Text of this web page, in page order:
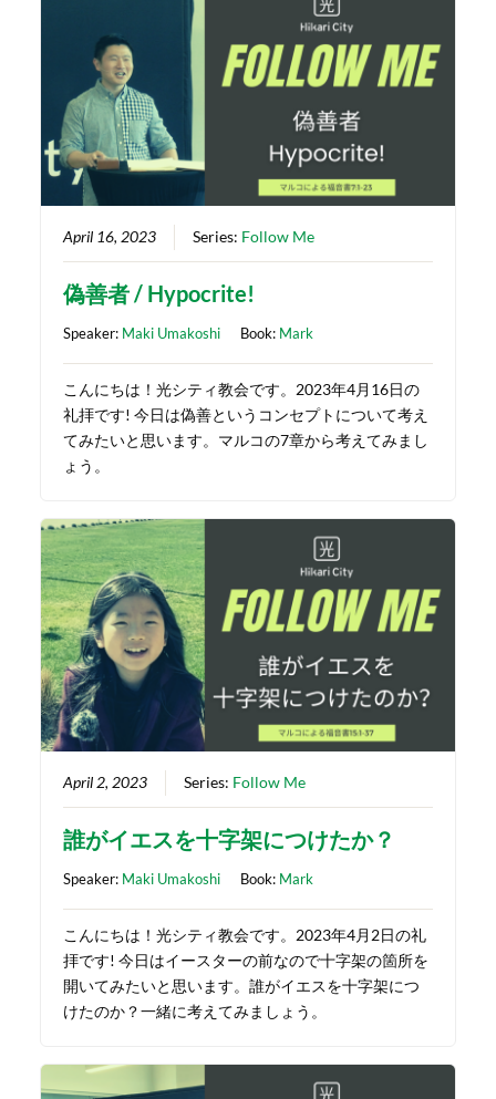
April 16, 2023 Series: Follow Me
偽善者 / Hypocrite!
Speaker: Maki Umakoshi Book: Mark
こんにちは！光シティ教会です。2023年4月16日の
礼拝です! 今日は偽善というコンセプトについて考え
てみたいと思います。マルコの7章から考えてみまし
ょう。
April 2, 2023 Series: Follow Me
誰がイエスを十字架につけたか？
Speaker: Maki Umakoshi Book: Mark
こんにちは！光シティ教会です。2023年4月2日の礼
拝です! 今日はイースターの前なので十字架の箇所を
開いてみたいと思います。誰がイエスを十字架につ
けたのか？一緒に考えてみましょう。